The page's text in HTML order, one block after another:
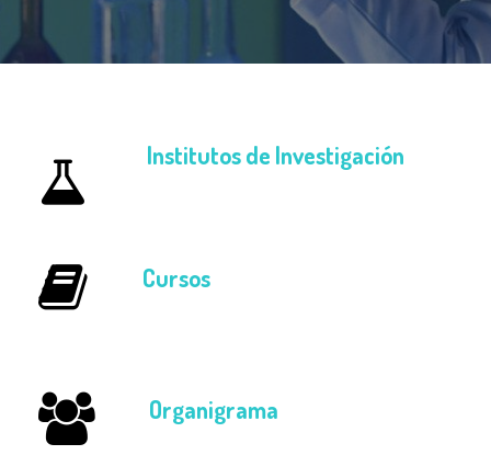
Institutos de Investigación
Cursos
Organigrama